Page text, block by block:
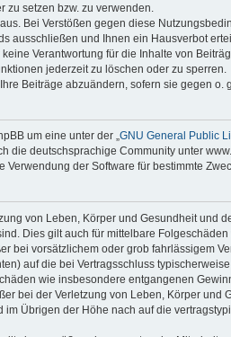
setzen bzw. zu verwenden.
Bei Verstößen gegen diese
ausschließen und Ihnen ein Hausverbot
Verantwortung für die Inhalte von
jederzeit zu löschen oder zu sperren.
Beiträge abzuändern, sofern sie gegen
um eine unter der „GNU General Public
die deutschsprachige Community unter
der Software für bestimmte
von Leben, Körper und Gesundheit
Dies gilt auch für mittelbare
bei vorsätzlichem oder grob fahrlässigem
auf die bei Vertragsschluss
wie insbesondere entgangenen
bei der Verletzung von Leben, Körper
Übrigen der Höhe nach auf die